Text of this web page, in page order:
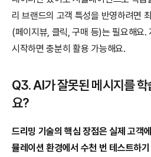
리 브랜드의 고객 특성을 반영하려면
(페이지뷰, 클릭, 구매 등)는 필요해요.
시작하면 충분히 활용 가능해요.
Q3. AI가 잘못된 메시지를
요?
드리밍 기술의 핵심 장점은 실제 고객
뮬레이션 환경에서 수천 번 테스트하